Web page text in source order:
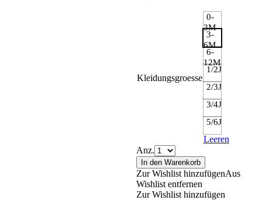
Kleidungsgroesse
0-
3M
3-
6M
6-
12M
1/2J
2/3J
3/4J
5/6J
Leeren
Anz.
In den Warenkorb
Zur Wishlist hinzufügenAus
Wishlist entfernen
Zur Wishlist hinzufügen